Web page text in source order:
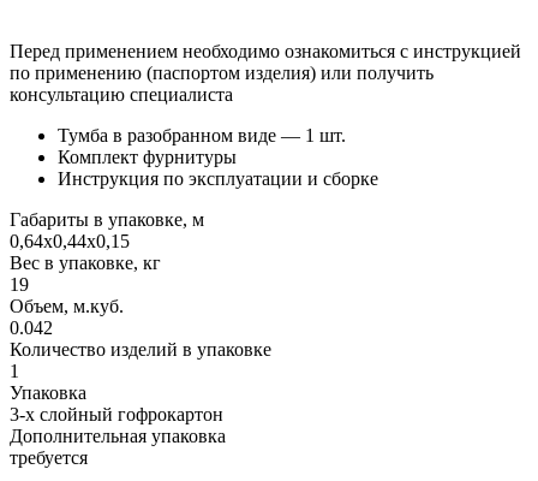
Перед применением необходимо ознакомиться с инструкцией
по применению (паспортом изделия) или получить
консультацию специалиста
Тумба в разобранном виде — 1 шт.
Комплект фурнитуры
Инструкция по эксплуатации и сборке
Габариты в упаковке, м
0,64х0,44х0,15
Вес в упаковке, кг
19
Объем, м.куб.
0.042
Количество изделий в упаковке
1
Упаковка
3-х слойный гофрокартон
Дополнительная упаковка
требуется